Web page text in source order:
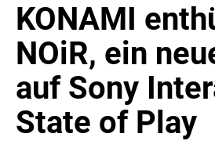
SWORDFISH
AMAZON SPORT
AURA
AWOL VISION
BESTATTUNG HIMMELBLAU
CARRERA
KONAMI
NOiR, ein
auf Sony
State of Play